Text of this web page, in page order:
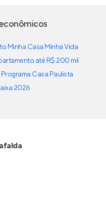
Minha Casa Minha Vida
até R$ 200 mil
Casa Paulista
2026